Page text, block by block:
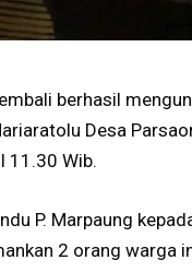
berhasil
Desa
11.30 Wib.
P. Marpaung
2 orang warga